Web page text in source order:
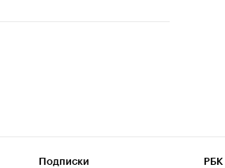
Подписки РБК